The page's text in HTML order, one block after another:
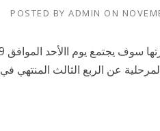
POSTED BY ADMIN ON
عن الربع الثالث المنتهي في 30/9/2019 .